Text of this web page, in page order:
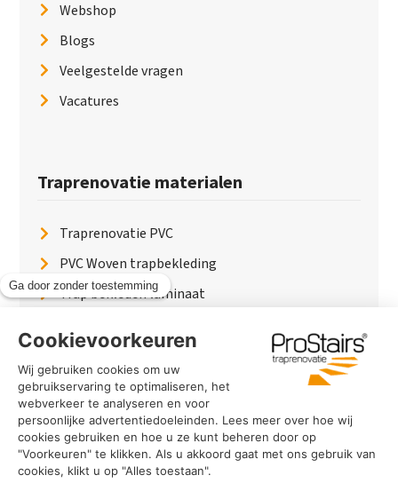
Webshop
Blogs
Veelgestelde vragen
Vacatures
Traprenovatie materialen
Traprenovatie PVC
PVC Woven trapbekleding
Trap bekleden laminaat
Traptreden beton
Traptreden leer
PaintWood
Trapverlichting
PVC Vloer